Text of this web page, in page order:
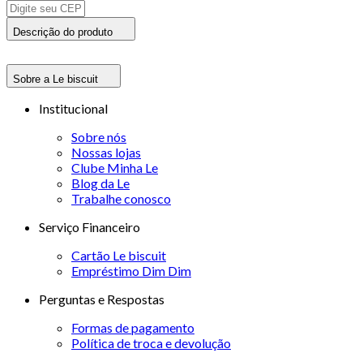
Descrição do produto
Sobre a Le biscuit
Institucional
Sobre nós
Nossas lojas
Clube Minha Le
Blog da Le
Trabalhe conosco
Serviço Financeiro
Cartão Le biscuit
Empréstimo Dim Dim
Perguntas e Respostas
Formas de pagamento
Política de troca e devolução